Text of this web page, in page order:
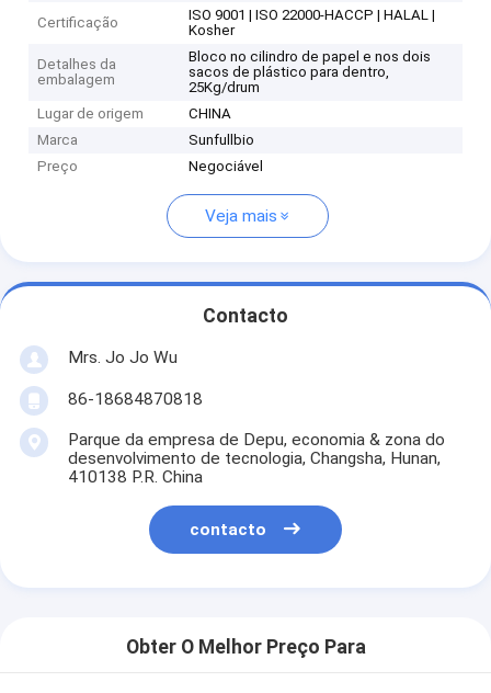
Certificação
ISO 9001 | ISO 22000-HACCP | HALAL |
Kosher
Detalhes da
embalagem
Bloco no cilindro de papel e nos dois
sacos de plástico para dentro,
25Kg/drum
Lugar de origem
CHINA
Marca
Sunfullbio
Preço
Negociável
Veja mais
Contacto
Mrs. Jo Jo Wu
86-18684870818
Parque da empresa de Depu, economia & zona do
desenvolvimento de tecnologia, Changsha, Hunan,
410138 P.R. China
contacto
Obter O Melhor Preço Para